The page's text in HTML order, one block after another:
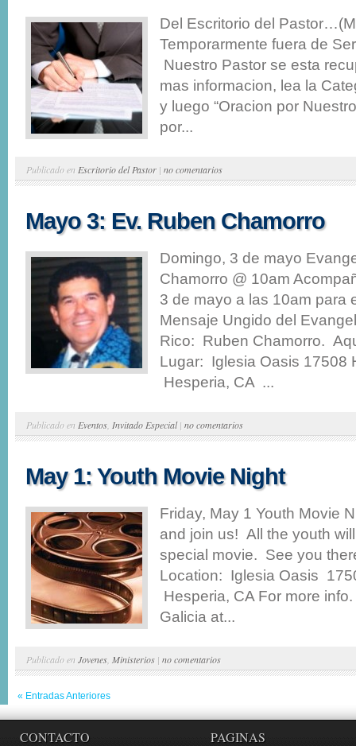
Del Escritorio del
Temporarmente fuera de
Nuestro Pastor se esta
mas informacion, lea la
y luego “Oracion por
por...
Publicado en Escritorio del Pastor | no comentarios
Mayo 3: Ev. Ruben Chamorro
Domingo, 3 de mayo
Chamorro @ 10am
3 de mayo a las 10am para
Mensaje Ungido del
Rico: Ruben Chamorro.
Lugar: Iglesia Oasis 17508
Hesperia, CA ...
Publicado en Eventos Invitado Especial| no comentarios
May 1: Youth Movie Night
Friday, May 1 Youth Movie
and join us! All the youth
special movie. See you
Location: Iglesia Oasis
Hesperia, CA For more
Galicia at...
Publicado en Jovenes Ministerios | no comentarios
« Entradas Anteriores
CONTACTO PAGINAS